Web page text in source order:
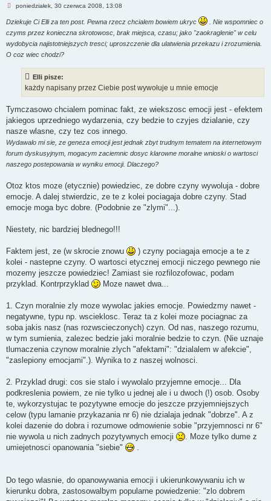
N
e
r
z
c
p
o
s
t
poniedziałek, 30 czerwca 2008, 13:08
Dziekuje Ci Elli za ten post. Pewna rzecz chcialem bowiem ukryc
. Nie wspomniec o
czyms przez konieczna skrotowosc, brak miejsca, czasu; jako "zaokraglenie" w celu
wydobycia najistotniejszych tresci; uproszczenie dla ulatwienia przekazu i zrozumienia.
O coz wiec chodzi?
Elli pisze:
każdy napisany przez Ciebie post wywołuje u mnie emocje
Tymczasowo chcialem pominac fakt, ze wiekszosc emocji jest - efektem
jakiegos uprzedniego wydarzenia, czy bedzie to czyjes dzialanie, czy
nasze wlasne, czy tez cos innego.
Wydawalo mi sie, ze geneza emocji jest jednak zbyt trudnym tematem na internetowym
forum dyskusyjnym, mogacym zaciemnic dosyc klarowne moralne wnioski o wartosci
naszego postepowania w wyniku emocji. Dlaczego?
Otoz ktos moze (etycznie) powiedziec, ze dobre czyny wywoluja - dobre
emocje. A dalej stwierdzic, ze te z kolei pociagaja dobre czyny. Stad
emocje moga byc dobre. (Podobnie ze "zlymi"...).
Niestety, nic bardziej blednego!!!
Faktem jest, ze (w skrocie znowu
) czyny pociagaja emocje a te z
kolei - nastepne czyny. O wartosci etycznej emocji niczego pewnego nie
mozemy jeszcze powiedziec! Zamiast sie rozfilozofowac, podam
przyklad. Kontrprzyklad
Moze nawet dwa...
1. Czyn moralnie zly moze wywolac jakies emocje. Powiedzmy nawet -
negatywne, typu np. wscieklosc. Teraz ta z kolei moze pociagnac za
soba jakis nasz (nas rozwscieczonych) czyn. Od nas, naszego rozumu,
w tym sumienia, zalezec bedzie jaki moralnie bedzie to czyn. (Nie uznaje
tlumaczenia czynow moralnie zlych "afektami": "dzialalem w afekcie",
"zaslepiony emocjami".). Wynika to z naszej wolnosci.
2. Przyklad drugi: cos sie stalo i wywolalo przyjemne emocje... Dla
podkreslenia powiem, ze nie tylko u jednej ale i u dwoch (!) osob. Osoby
te, wykorzystujac te pozytywne emocje do jeszcze przyjemniejszych
celow (typu lamanie przykazania nr 6) nie dzialaja jednak "dobrze". A z
kolei dazenie do dobra i rozumowe odmowienie sobie "przyjemnosci nr 6"
nie wywola u nich zadnych pozytywnych emocji
. Moze tylko dume z
umiejetnosci opanowania "siebie"
Do tego wlasnie, do opanowywania emocji i ukierunkowywaniu ich w
kierunku dobra, zastosowalbym popularne powiedzenie: "zlo dobrem